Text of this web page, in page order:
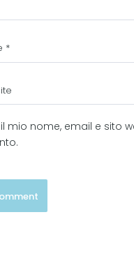
mio nome, email e sito